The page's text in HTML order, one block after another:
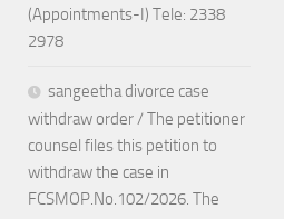
(Appointments-I) Tele: 2338
2978
sangeetha divorce case
withdraw order / The petitioner
counsel files this petition to
withdraw the case in
FCSMOP.No.102/2026. The